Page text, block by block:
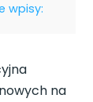
wpisy:
na